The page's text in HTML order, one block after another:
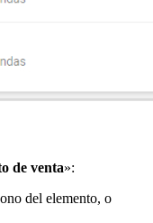
de venta»:
del elemento, o